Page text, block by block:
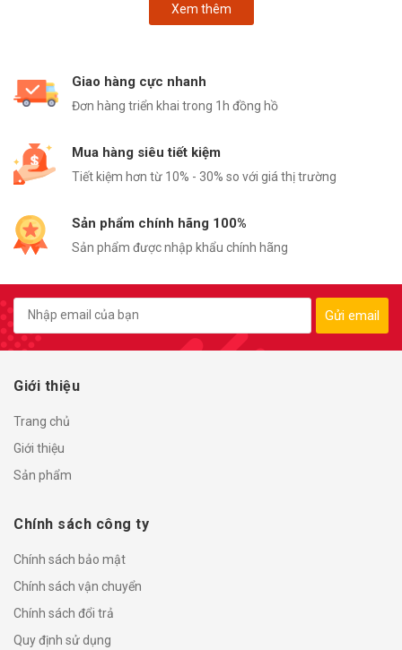
Xem thêm
Giao hàng cực nhanh
Đơn hàng triển khai trong 1h đồng hồ
Mua hàng siêu tiết kiệm
Tiết kiệm hơn từ 10% - 30% so với giá thị trường
Sản phẩm chính hãng 100%
Sản phẩm được nhập khẩu chính hãng
Gửi email
Giới thiệu
Trang chủ
Giới thiệu
Sản phẩm
Chính sách công ty
Chính sách bảo mật
Chính sách vận chuyển
Chính sách đổi trả
Quy định sử dụng